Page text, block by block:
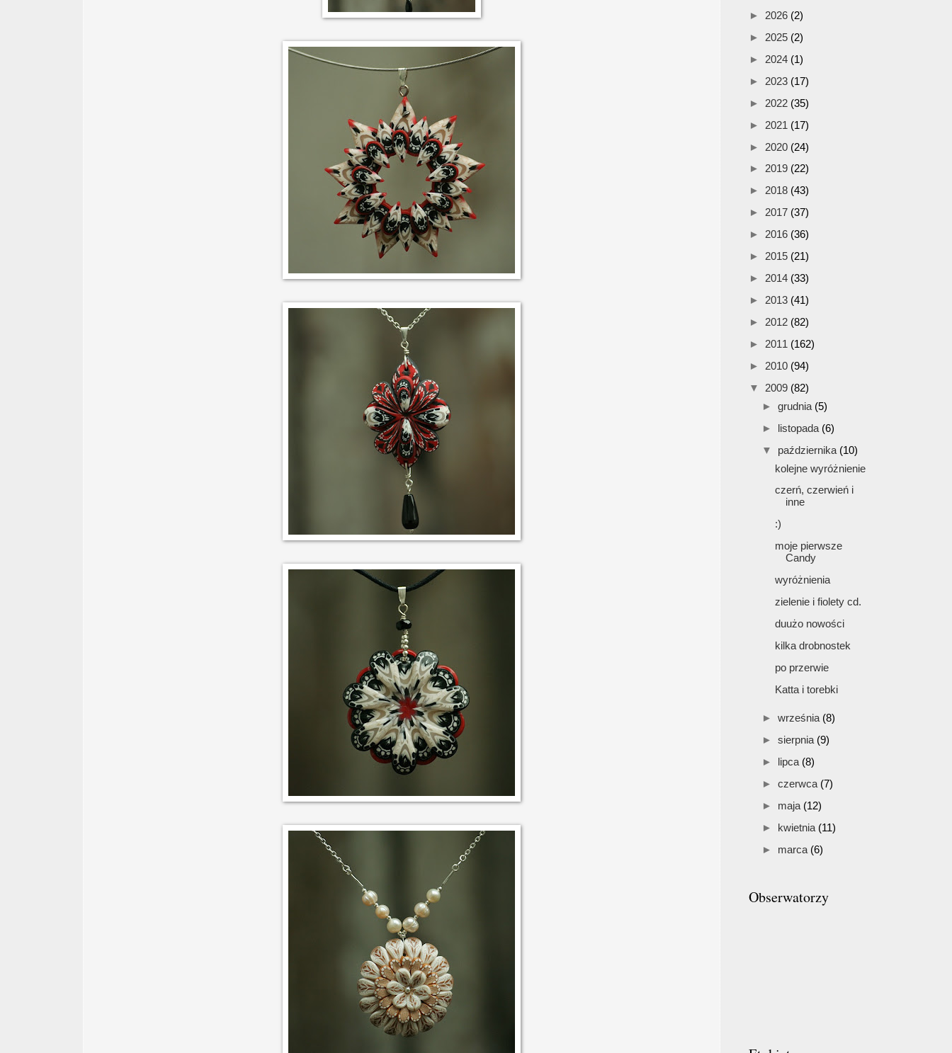
► 2026 (2)
► 2025 (2)
► 2024 (1)
► 2023 (17)
► 2022 (35)
► 2021 (17)
► 2020 (24)
► 2019 (22)
► 2018 (43)
► 2017 (37)
► 2016 (36)
► 2015 (21)
► 2014 (33)
► 2013 (41)
► 2012 (82)
► 2011 (162)
► 2010 (94)
▼ 2009 (82)
► grudnia (5)
►
listopada (6)
▼ października (10)
kolejne wyróżnienie
czerń, czerwień i
inne
:)
moje pierwsze
Candy
wyróżnienia
zielenie i fiolety cd.
duużo nowości
kilka drobnostek
po przerwie
Katta i torebki
► września (8)
► sierpnia (9)
►
lipca (8)
► czerwca (7)
► maja (12)
►
kwietnia (11)
► marca (6)
Obserwatorzy